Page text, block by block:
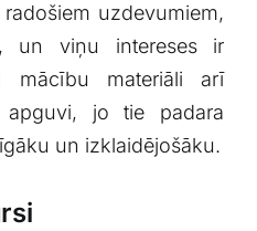
​uzdevumiem,​
un viņu intereses ir
mācību materiāli arī
apguvi, jo ​tie padara
un izklaidējošāku.